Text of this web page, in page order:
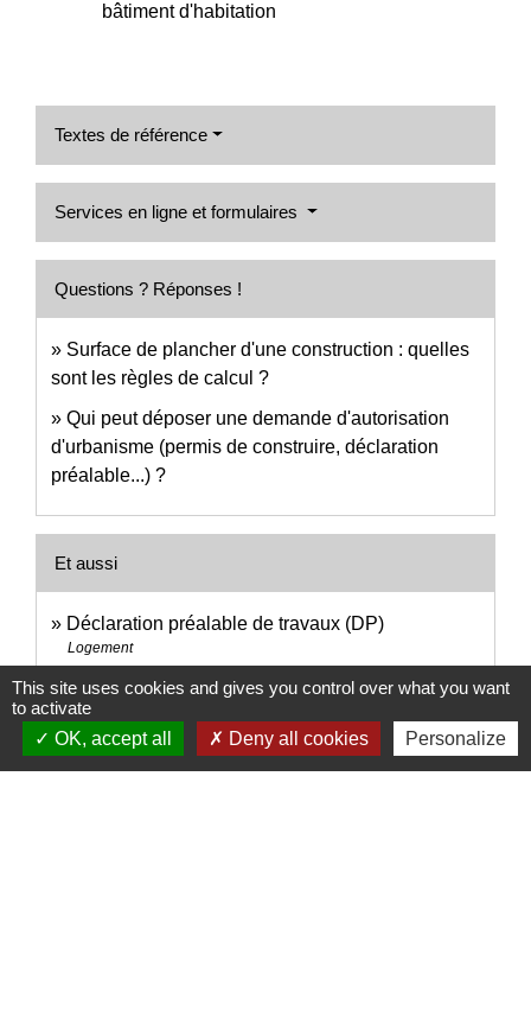
bâtiment d'habitation
Textes de référence
Services en ligne et formulaires
Questions ? Réponses !
Surface de plancher d'une construction : quelles
sont les règles de calcul ?
Qui peut déposer une demande d'autorisation
d'urbanisme (permis de construire, déclaration
préalable...) ?
Et aussi
Déclaration préalable de travaux (DP)
Logement
Permis de construire
Logement
Signaler une erreur sur cette page
This site uses cookies and gives you control over what you want
to activate
OK, accept all
Deny all cookies Personalize